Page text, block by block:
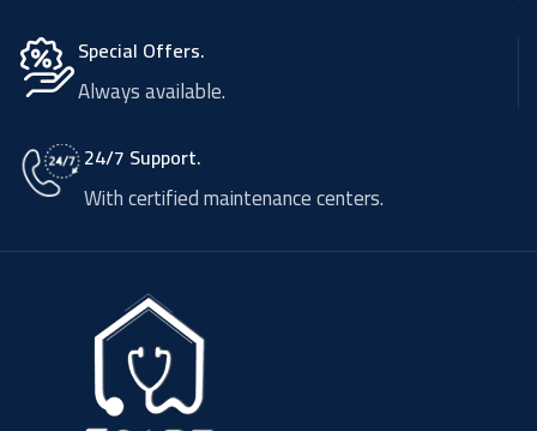
Special Offers.
Always available.
24/7 Support.
With certified maintenance centers.